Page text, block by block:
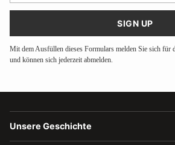
SIGN UP
Mit dem Ausfüllen dieses Formulars melden Sie sich für
und können sich jederzeit abmelden.
Unsere Geschichte